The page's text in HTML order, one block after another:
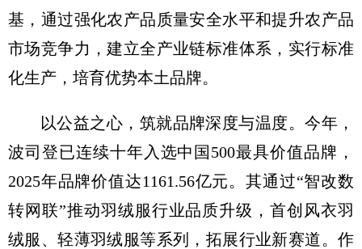
基，通过强化农产品质量安全水平和提升农产品
市场竞争力，建立全产业链标准体系，实行标准
化生产，培育优势本土品牌。
以公益之心，筑就品牌深度与温度。今年，
波司登已连续十年入选中国500最具价值品牌，
2025年品牌价值达1161.56亿元。其通过“智改数
转网联”推动羽绒服行业品质升级，首创风衣羽
绒服、轻薄羽绒服等系列，拓展行业新赛道。作